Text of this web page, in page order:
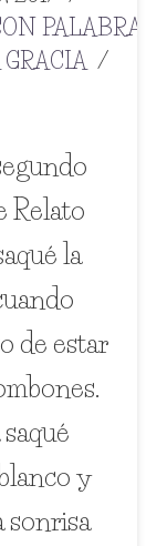
PALABRAS
Relato
la
de estar
y
sonrisa